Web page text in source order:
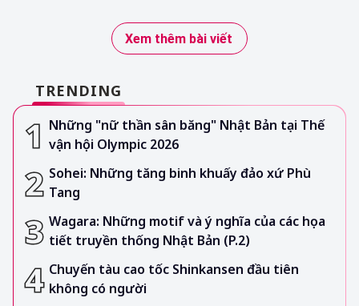
Xem thêm bài viết
TRENDING
Những "nữ thần sân băng" Nhật Bản tại Thế
vận hội Olympic 2026
Sohei: Những tăng binh khuấy đảo xứ Phù
Tang
Wagara: Những motif và ý nghĩa của các họa
tiết truyền thống Nhật Bản (P.2)
Chuyến tàu cao tốc Shinkansen đầu tiên
không có người